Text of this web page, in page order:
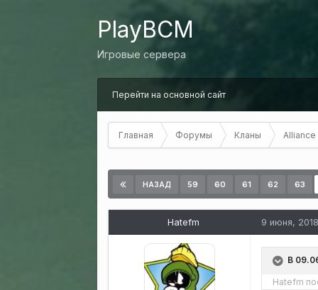
PlayBCM
Игровые сервера
Перейти на основной сайт
Главная Форумы Кланы Alliance
НАЗАД 59 60 61 62 63
Hatefm 9 июня, 2018
В
Hatefm